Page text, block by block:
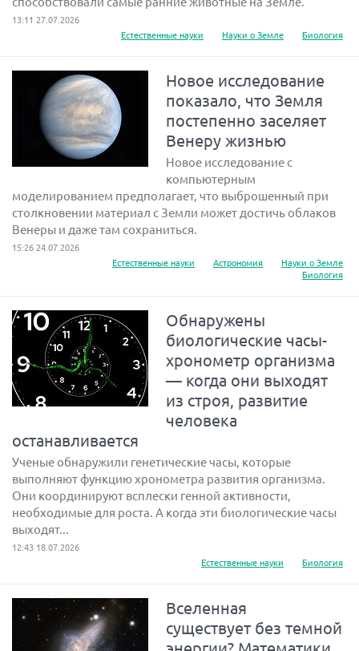
13:11 27.07.2026
Естественные науки
Науки о Земле Биология
Новое исследование
показало, что Земля
постепенно заселяет
Венеру жизнью
Новое исследование с
компьютерным
моделированием предполагает, что выброшенный при
столкновении материал с Земли может достичь облаков
Венеры и даже там сохраниться.
15:26 24.07.2026
Естественные науки
Астрономия
Науки о Земле
Биология
Обнаружены
биологические часы-
хронометр организма
— когда они выходят
из строя, развитие
человека
останавливается
Ученые обнаружили генетические часы, которые
выполняют функцию хронометра развития организма.
Они координируют всплески генной активности,
необходимые для роста. А когда эти биологические часы
выходят...
12:43 18.07.2026
Естественные науки
Биология
Вселенная
существует без темной